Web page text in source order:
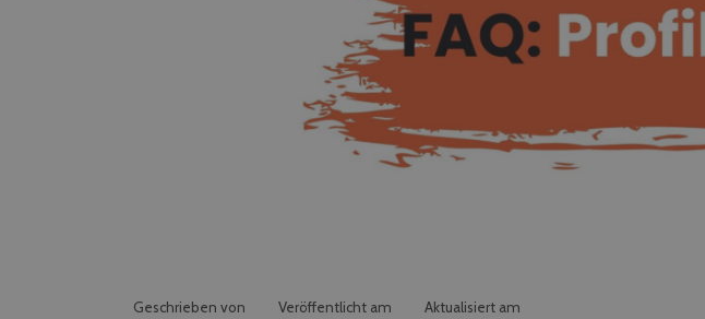
Geschrieben von Veröffentlicht am Aktualisiert am